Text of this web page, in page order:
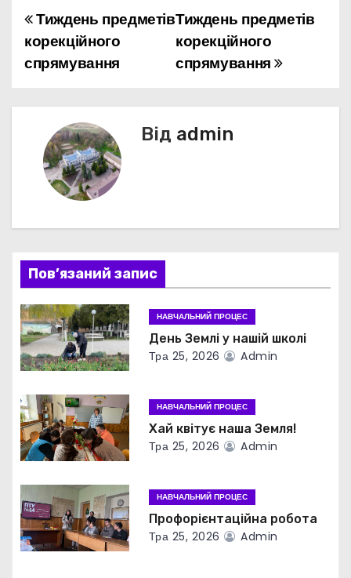
Н
а
ц
і
я
з
а
п
и
с
і
в
Тиждень предметів
корекційного
спрямування
Тиждень предметів
корекційного
спрямування
Від admin
Пов’язаний запис
НАВЧАЛЬНИЙ ПРОЦЕС
День Землі у нашій школі
Тра 25, 2026 Admin
НАВЧАЛЬНИЙ ПРОЦЕС
Хай квітує наша Земля!
Тра 25, 2026 Admin
НАВЧАЛЬНИЙ ПРОЦЕС
Профорієнтаційна робота
Тра 25, 2026 Admin